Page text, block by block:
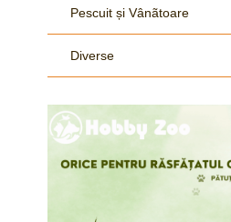
Pescuit și Vânãtoare
Diverse